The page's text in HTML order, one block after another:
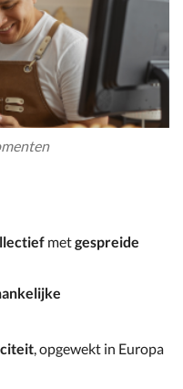
metgespreide
, opgewekt in Europa